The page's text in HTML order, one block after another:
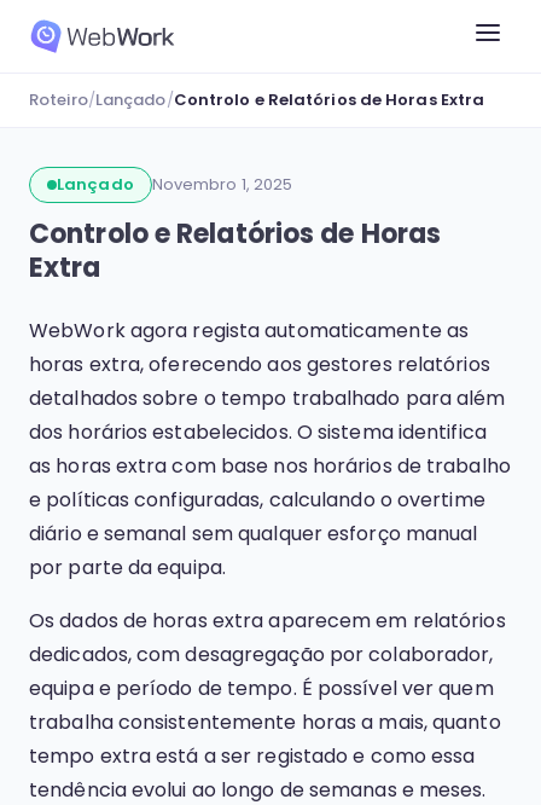
Roteiro/Lançado/Controlo e Relatórios de Horas Extra
Lançado Novembro 1, 2025
Controlo e Relatórios de Horas
Extra
WebWork agora regista automaticamente as
horas extra, oferecendo aos gestores relatórios
detalhados sobre o tempo trabalhado para além
dos horários estabelecidos. O sistema identifica
as horas extra com base nos horários de trabalho
e políticas configuradas, calculando o overtime
diário e semanal sem qualquer esforço manual
por parte da equipa.
Os dados de horas extra aparecem em relatórios
dedicados, com desagregação por colaborador,
equipa e período de tempo. É possível ver quem
trabalha consistentemente horas a mais, quanto
tempo extra está a ser registado e como essa
tendência evolui ao longo de semanas e meses.